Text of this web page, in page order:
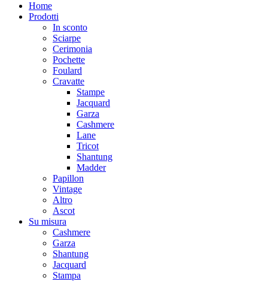
Home
Prodotti
In sconto
Sciarpe
Cerimonia
Pochette
Foulard
Cravatte
Stampe
Jacquard
Garza
Cashmere
Lane
Tricot
Shantung
Madder
Papillon
Vintage
Altro
Ascot
Su misura
Cashmere
Garza
Shantung
Jacquard
Stampa